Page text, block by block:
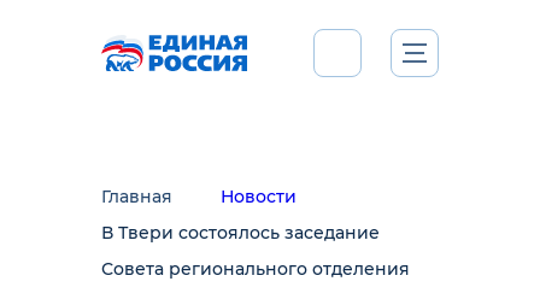
Главная
Новости
В Твери состоялось заседание
Совета регионального отделения